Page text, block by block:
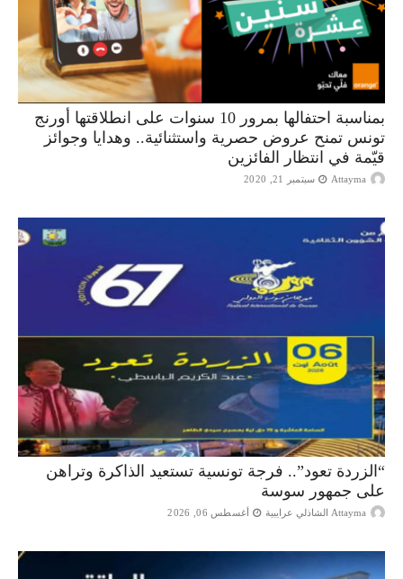
بمناسبة احتفالها بمرور 10 سنوات على انطلاقتها أورنج
تونس تمنح عروض حصرية واستثنائية.. وهدايا وجوائز
قيّمة في انتظار الفائزين
Attayma سبتمبر 21, 2020
“الزردة تعود”.. فرجة تونسية تستعيد الذاكرة وتراهن
على جمهور سوسة
Attayma الشاذلي عرايبية أغسطس 06, 2026